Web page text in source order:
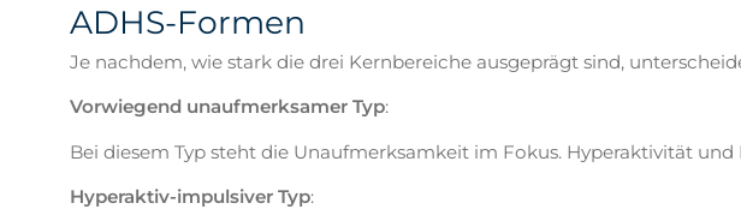
ADHS-Formen
Je nachdem, wie stark die drei Kernbereiche ausgeprägt sind,
Vorwiegend unaufmerksamer Typ:
Bei diesem Typ steht die Unaufmerksamkeit im Fokus. Hyperaktivität
Hyperaktiv-impulsiver Typ: